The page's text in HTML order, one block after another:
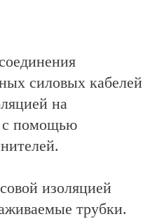
силовых кабелей
на
с помощью
изоляцией
трубки.